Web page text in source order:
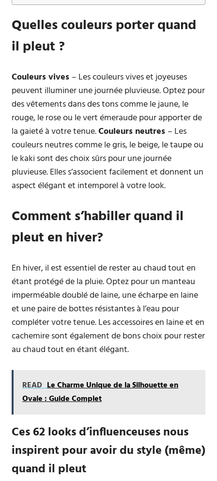
Quelles couleurs porter quand
il pleut ?
Couleurs vives – Les couleurs vives et joyeuses
peuvent illuminer une journée pluvieuse. Optez pour
des vêtements dans des tons comme le jaune, le
rouge, le rose ou le vert émeraude pour apporter de
la gaieté à votre tenue.Couleurs neutres – Les
couleurs neutres comme le gris, le beige, le taupe ou
le kaki sont des choix sûrs pour une journée
pluvieuse. Elles s’associent facilement et donnent un
aspect élégant et intemporel à votre look.
Comment s’habiller quand il
pleut en hiver?
En hiver, il est essentiel de rester au chaud tout en
étant protégé de la pluie. Optez pour un manteau
imperméable doublé de laine, une écharpe en laine
et une paire de bottes résistantes à l’eau pour
compléter votre tenue. Les accessoires en laine et en
cachemire sont également de bons choix pour rester
au chaud tout en étant élégant.
READ Le Charme Unique de la Silhouette en
Ovale : Guide Complet
Ces 62 looks d’influenceuses nous
inspirent pour avoir du style (même)
quand il pleut